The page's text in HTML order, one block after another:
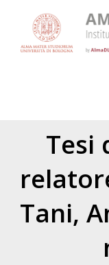
Tesi
Tani,